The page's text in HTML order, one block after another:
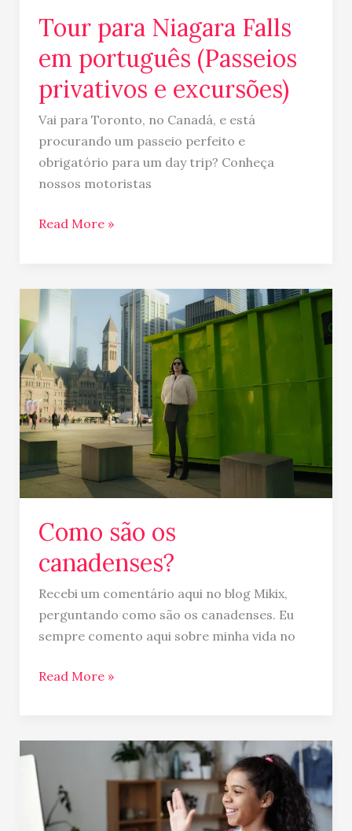
Tour para Niagara Falls
em português (Passeios
privativos e excursões)
Vai para Toronto, no Canadá, e está
procurando um passeio perfeito e
obrigatório para um day trip? Conheça
nossos motoristas
Read More »
Como são os
canadenses?
Recebi um comentário aqui no blog Mikix,
perguntando como são os canadenses. Eu
sempre comento aqui sobre minha vida no
Como
são
os
canadenses?
Read More »
de
inglês
online